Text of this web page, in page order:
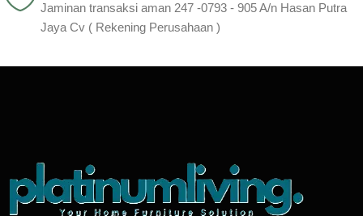
Jaminan transaksi aman 247 -0793 - 905 A/n Hasan Putra
Jaya Cv ( Rekening Perusahaan )